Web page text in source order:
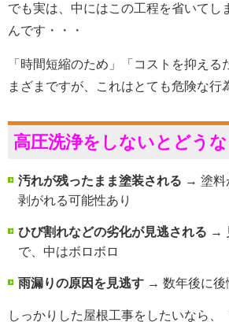
でも実は、中にはこの工程を省いてし
んです・・・
「時間短縮のため」「コストを抑える
まざまですが、これはとても危険な行
高圧洗浄をしないとどうな
汚れが残ったまま塗装される → 塗料
剥がれる可能性あり
ひび割れなどの劣化が見逃される →
で、中はボロボロ
雨漏りの原因を見逃す → 数年後に
しっかりした屋根工事をしたいなら、